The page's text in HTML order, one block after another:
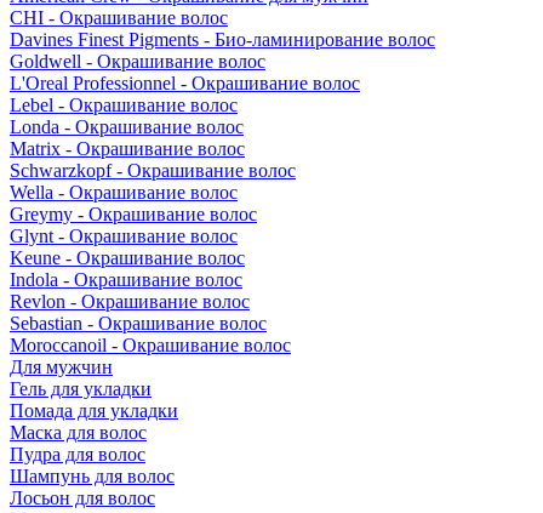
CHI - Окрашивание волос
Davines Finest Pigments - Био-ламинирование волос
Goldwell - Окрашивание волос
L'Oreal Professionnel - Окрашивание волос
Lebel - Окрашивание волос
Londa - Окрашивание волос
Matrix - Окрашивание волос
Schwarzkopf - Окрашивание волос
Wella - Окрашивание волос
Greymy - Окрашивание волос
Glynt - Окрашивание волос
Keune - Окрашивание волос
Indola - Окрашивание волос
Revlon - Окрашивание волос
Sebastian - Окрашивание волос
Moroccanoil - Окрашивание волос
Для мужчин
Гель для укладки
Помада для укладки
Маска для волос
Пудра для волос
Шампунь для волос
Лосьон для волос